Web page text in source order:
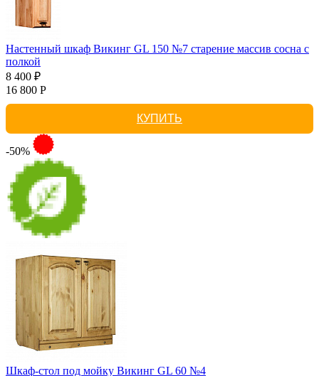
Настенный шкаф Викинг GL 150 №7 старение массив сосна с
полкой
8 400 ₽
16 800 Р
КУПИТЬ
-50%
Шкаф-стол под мойку Викинг GL 60 №4